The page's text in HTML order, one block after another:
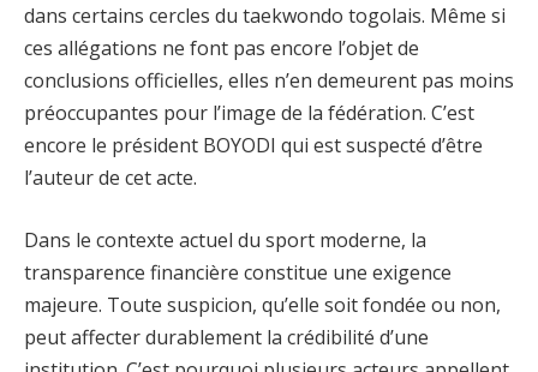
dans certains cercles du taekwondo togolais. Même si
ces allégations ne font pas encore l’objet de
conclusions officielles, elles n’en demeurent pas moins
préoccupantes pour l’image de la fédération. C’est
encore le président BOYODI qui est suspecté d’être
l’auteur de cet acte.
Dans le contexte actuel du sport moderne, la
transparence financière constitue une exigence
majeure. Toute suspicion, qu’elle soit fondée ou non,
peut affecter durablement la crédibilité d’une